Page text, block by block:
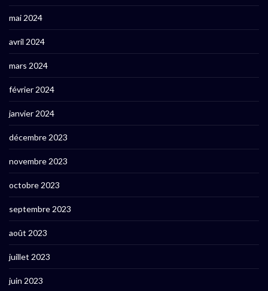
mai 2024
avril 2024
mars 2024
février 2024
janvier 2024
décembre 2023
novembre 2023
octobre 2023
septembre 2023
août 2023
juillet 2023
juin 2023